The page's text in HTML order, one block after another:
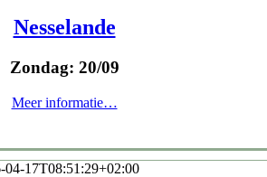
Nesselande
Zondag: 20/09
Meer informatie…
04-17T08:51:29+02:00